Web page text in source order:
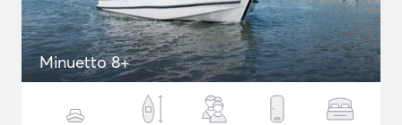
Minuetto 8+